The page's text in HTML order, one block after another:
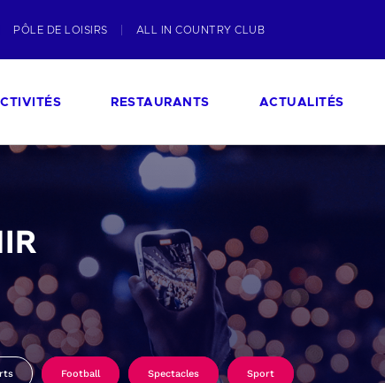
PÔLE DE LOISIRS ALL IN COUNTRY CLUB
RESTAURANTS ACTUALITÉS
Football Spectacles Sport